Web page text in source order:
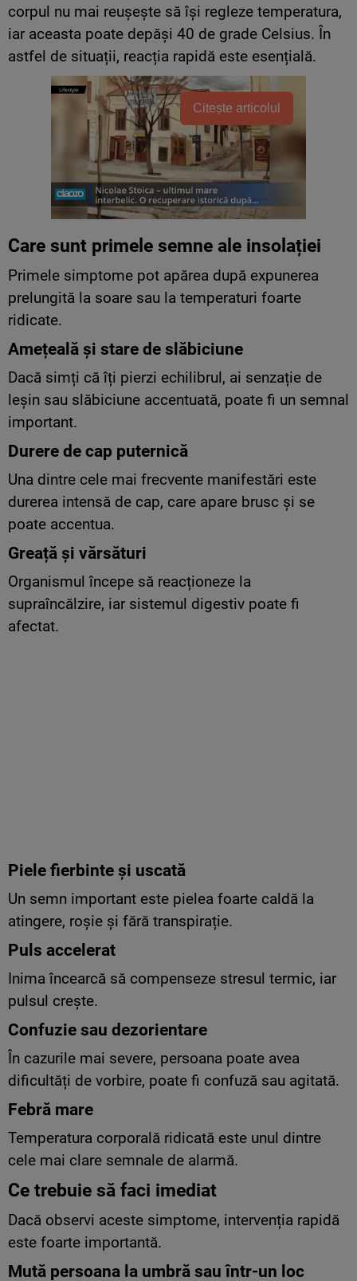
corpul nu mai reușește să își regleze temperatura,
iar aceasta poate depăși 40 de grade Celsius. În
astfel de situații, reacția rapidă este esențială.
Citește articolul
Care sunt primele semne ale insolației
Primele simptome pot apărea după expunerea
prelungită la soare sau la temperaturi foarte
ridicate.
Amețeală și stare de slăbiciune
Dacă simți că îți pierzi echilibrul, ai senzație de
leșin sau slăbiciune accentuată, poate fi un semnal
important.
Durere de cap puternică
Una dintre cele mai frecvente manifestări este
durerea intensă de cap, care apare brusc și se
poate accentua.
Greață și vărsături
Organismul începe să reacționeze la
supraîncălzire, iar sistemul digestiv poate fi
afectat.
Piele fierbinte și uscată
Un semn important este pielea foarte caldă la
atingere, roșie și fără transpirație.
Puls accelerat
Inima încearcă să compenseze stresul termic, iar
pulsul crește.
Confuzie sau dezorientare
În cazurile mai severe, persoana poate avea
dificultăți de vorbire, poate fi confuză sau agitată.
Febră mare
Temperatura corporală ridicată este unul dintre
cele mai clare semnale de alarmă.
Ce trebuie să faci imediat
Dacă observi aceste simptome, intervenția rapidă
este foarte importantă.
Mută persoana la umbră sau într-un loc